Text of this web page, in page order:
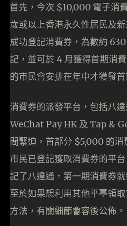
首先，今次 $10,000 電子消
歲或以上香港永久性居民及
成功登記消費券，為數約
記，並可於 4 月獲得首期消
的市民會安排在年中才獲發首
消費券的派發平台，包括八
WeChat Pay HK 及 Tap &
間緊迫，首部分 $5,000 的
市民已登記獲取消費券的平
記了八達通，第一期消費券
至於如果想利用其他平臺領
方法，有關細節會容後公佈。